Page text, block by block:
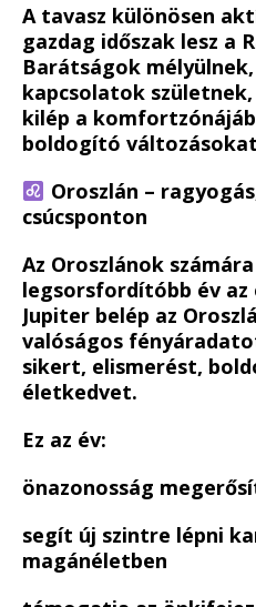
A tavasz különösen
gazdag időszak lesz a
Barátságok
kapcsolatok
kilép a
boldogító
Oroszlán –
csúcsponton
Az Oroszlánok
legsorsfordítóbb év az
Jupiter belép az
valóságos
sikert, elismerést,
életkedvet.
Ez az év:
önazonosság
segít új szintre lépni
magánéletben